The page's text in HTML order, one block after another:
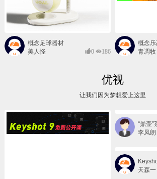
概念足球器材
美人怪
0 186
概念
青凋牧
优视
让我们因为梦想爱上这里
“鼎壶”
李凤朗
天森一